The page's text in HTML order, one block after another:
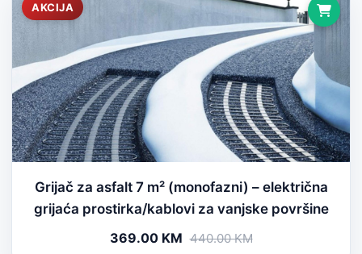
AKCIJA
Grijač za asfalt 7 m² (monofazni) – električna
grijaća prostirka/kablovi za vanjske površine
369.00 KM 440.00 KM